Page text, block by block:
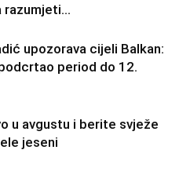
razumjeti…
upozorava cijeli Balkan:
period do 12.
u avgustu i berite svježe
jeseni